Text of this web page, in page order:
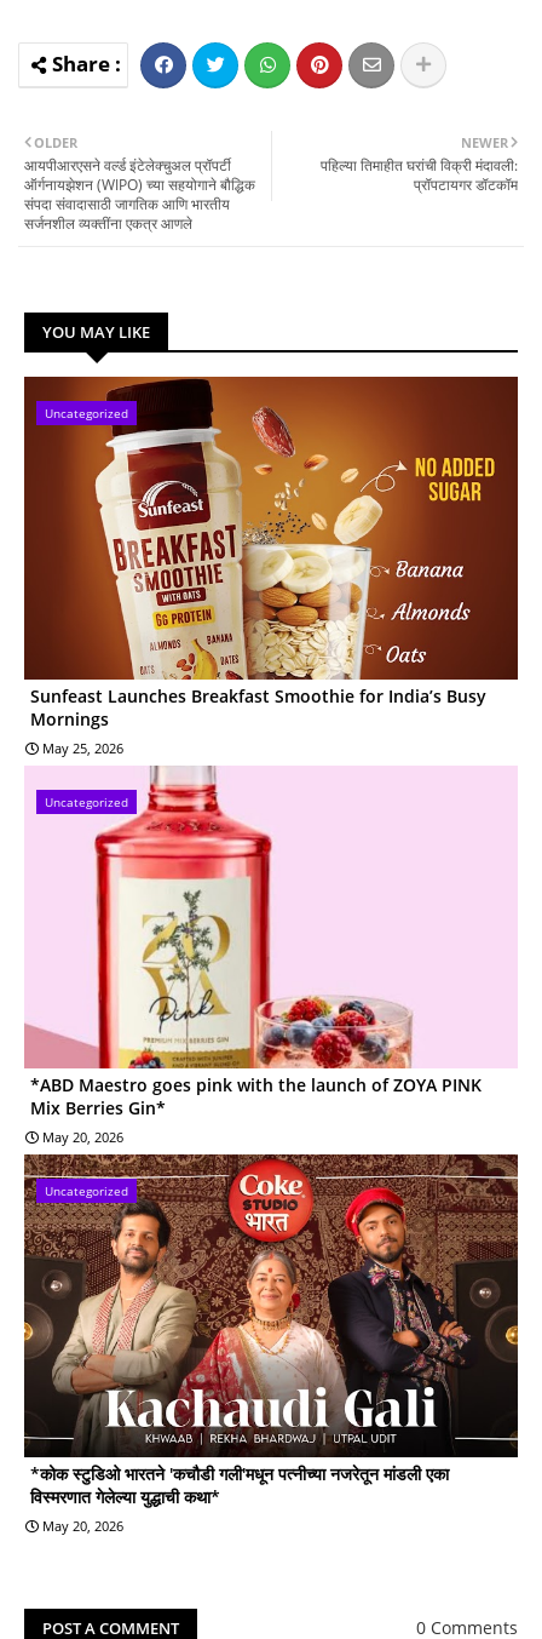
NEWER
पहिल्या तिमाहीत घरांची विक्री मंदावली:
प्रॉपटायगर डॉटकॉम
OLDER
आयपीआरएसने वर्ल्ड इंटेलेक्चुअल प्रॉपर्टी
ऑर्गनायझेशन (WIPO) च्या सहयोगाने बौद्धिक
संपदा संवादासाठी जागतिक आणि भारतीय
सर्जनशील व्यक्तींना एकत्र आणले
YOU MAY LIKE
Uncategorized
Sunfeast Launches Breakfast Smoothie for India’s Busy
Mornings
May 25, 2026
Uncategorized
*ABD Maestro goes pink with the launch of ZOYA PINK
Mix Berries Gin*
May 20, 2026
Uncategorized
*कोक स्टुडिओ भारतने 'कचौडी गली'मधून पत्नीच्या नजरेतून मांडली एका
विस्मरणात गेलेल्या युद्धाची कथा*
May 20, 2026
POST A COMMENT 0 Comments